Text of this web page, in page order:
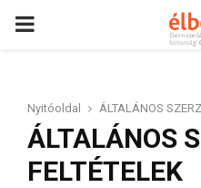
PRIMARY
Nyitóoldal ÁLTALÁNOS
ÁLTALÁNOS
FELTÉTELEK